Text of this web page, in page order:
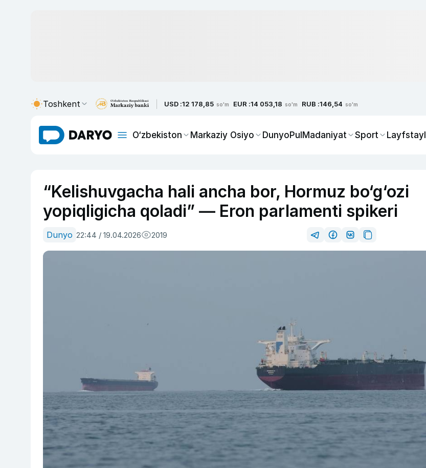
Toshkent USD :12 178,85 so'm EUR :14 053,18 so'm RUB :146,54 so'm
O‘zbekiston Markaziy Osiyo DunyoPulMadaniyat Sport Layfstayl
“Kelishuvgacha hali ancha bor, Hormuz bo‘g‘ozi
yopiqligicha qoladi” — Eron parlamenti spikeri
Dunyo 22:44 / 19.04.2026 2019